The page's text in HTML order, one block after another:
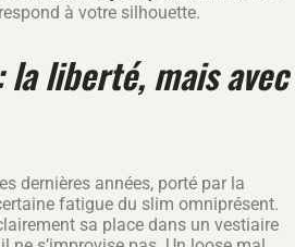
à votre silhouette.
la liberté, mais avec
dernières années, porté par la
fatigue du slim omniprésent.
sa place dans un vestiaire